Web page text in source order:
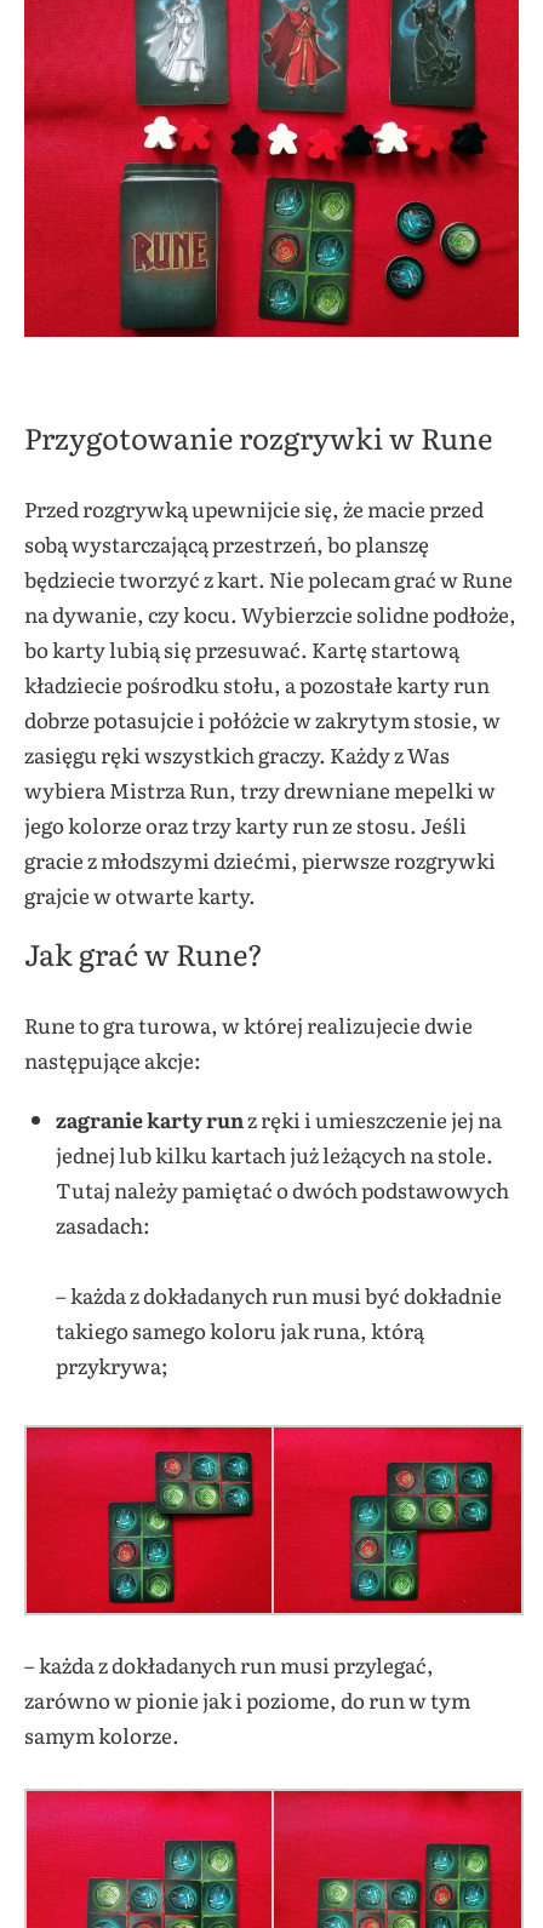
Przygotowanie rozgrywki w Rune
Przed rozgrywką upewnijcie się, że macie przed
sobą wystarczającą przestrzeń, bo planszę
będziecie tworzyć z kart. Nie polecam grać w Rune
na dywanie, czy kocu. Wybierzcie solidne podłoże,
bo karty lubią się przesuwać. Kartę startową
kładziecie pośrodku stołu, a pozostałe karty run
dobrze potasujcie i połóżcie w zakrytym stosie, w
zasięgu ręki wszystkich graczy. Każdy z Was
wybiera Mistrza Run, trzy drewniane mepelki w
jego kolorze oraz trzy karty run ze stosu. Jeśli
gracie z młodszymi dziećmi, pierwsze rozgrywki
grajcie w otwarte karty.
Jak grać w Rune?
Rune to gra turowa, w której realizujecie dwie
następujące akcje:
zagranie karty runz ręki i umieszczenie jej na
jednej lub kilku kartach już leżących na stole.
Tutaj należy pamiętać o dwóch podstawowych
zasadach:
– każda z dokładanych run musi być dokładnie
takiego samego koloru jak runa, którą
przykrywa;
– każda z dokładanych run musi przylegać,
zarówno w pionie jak i poziome, do run w tym
samym kolorze.